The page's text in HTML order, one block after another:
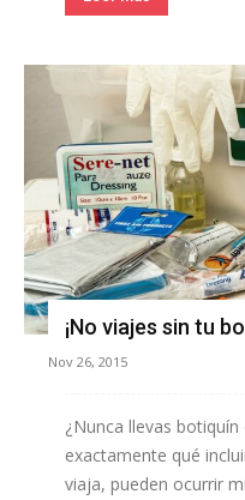
¡No viajes sin tu
Nov 26, 2015
¿Nunca llevas
exactamente qué
viaja, pueden ocurrir